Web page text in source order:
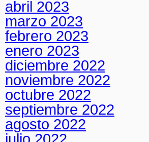
abril 2023
marzo 2023
febrero 2023
enero 2023
diciembre 2022
noviembre 2022
octubre 2022
septiembre 2022
agosto 2022